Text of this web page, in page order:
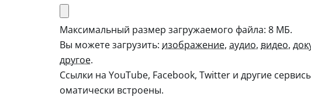
Максимальный размер загружаемого файла: 8 МБ.
Вы можете загрузить: изображение, аудио, видео,
другое.
Ссылки на YouTube, Facebook, Twitter и другие
оматически встроены.